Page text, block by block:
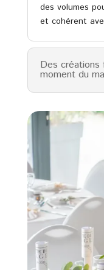
des volumes
et cohérent
Des créations
moment du